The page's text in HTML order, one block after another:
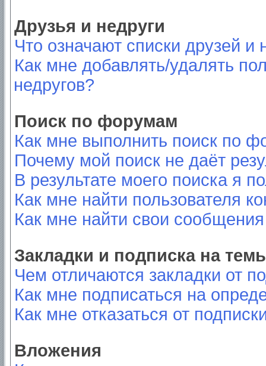
Друзья и недруги
Что означают списки друзей и
Как мне добавлять/удалять
недругов?
Поиск по форумам
Как мне выполнить поиск по
Почему мой поиск не даёт
В результате моего поиска я
Как мне найти пользователя
Как мне найти свои
Закладки и подписка на
Чем отличаются закладки от
Как мне подписаться на
Как мне отказаться от
Вложения